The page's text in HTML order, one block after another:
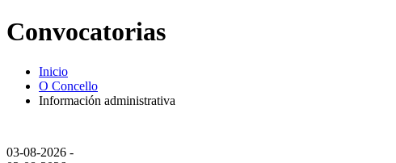
Convocatorias
Inicio
O Concello
Información administrativa
03-08-2026 -